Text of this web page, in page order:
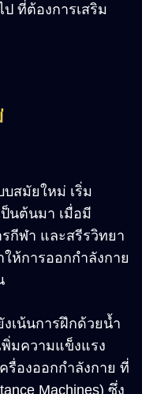
ที่ต้องการเสริม
สมัยใหม่ เริ่ม
นต้นมา เมื่อมี
กีฬา และสรีรวิทยา
ห้การออกกำลังกาย
เน้นการฝึกด้วยน้ำ
พิ่มความแข็งแรง
รื่องออกกำลังกาย ที่
Machines) ซึ่ง